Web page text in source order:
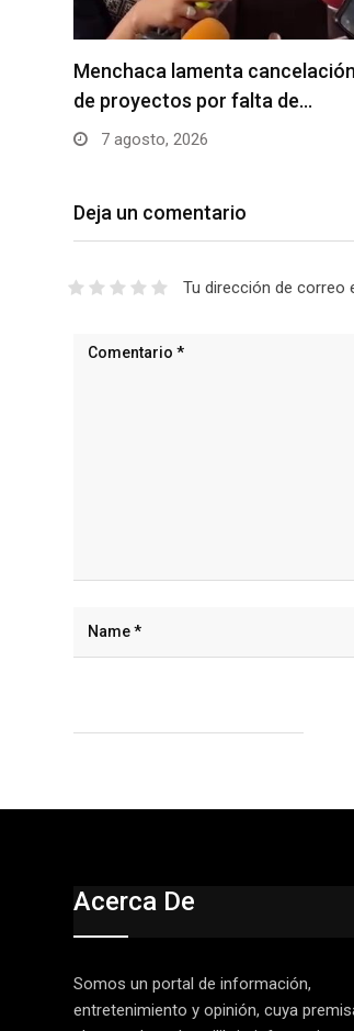
Menchaca lamenta cancelación
de proyectos por falta de…
7 agosto, 2026
Deja un comentario
Tu dirección de correo
Acerca De
Somos un portal de información,
entretenimiento y opinión, cuya